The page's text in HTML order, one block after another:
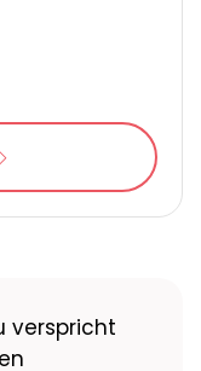
verspricht